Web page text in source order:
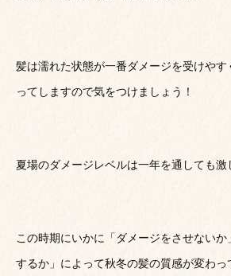
髪は濡れた状態が一番ダメージを受けや
ってしますので気をつけましょう！
夏場のダメージレベルは一年を通しても激
この時期にいかに「ダメージをさせない
するか」によって秋冬の髪の質感が変わっ